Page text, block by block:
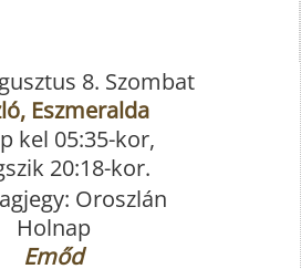
8. Szombat
Eszmeralda
kel 05:35-kor,
20:18-kor.
Holnap
Emőd